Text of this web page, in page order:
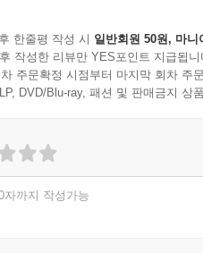
한줄평 작성 시 일반회원 50원, 마니
작성한 리뷰만 YES포인트 지급됩니
주문확정 시점부터 마지막 회차 주
DVD/Blu-ray, 패션 및 판매금지 상
자까지 작성가능